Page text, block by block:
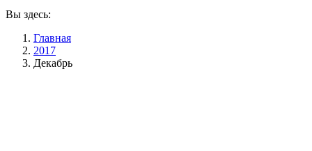
Вы здесь:
Главная
2017
Декабрь